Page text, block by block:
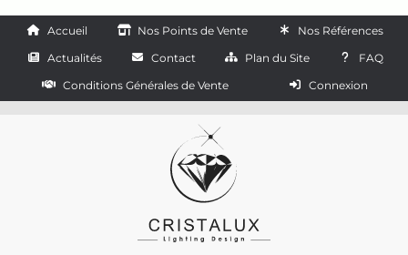
Accueil Nos Points de Vente
Nos Références
Actualités
Contact Plan du Site
FAQ
Conditions Générales de Vente
Connexion